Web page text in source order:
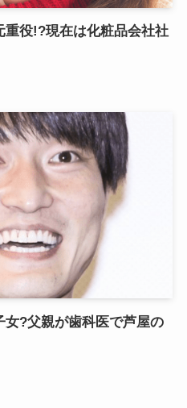
重役!?現在は化粧品会社社
女?父親が歯科医で芦屋の